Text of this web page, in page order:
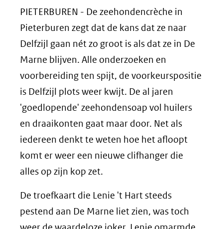
PIETERBUREN - De zeehondencrèche in
Pieterburen zegt dat de kans dat ze naar
Delfzijl gaan nét zo groot is als dat ze in De
Marne blijven. Alle onderzoeken en
voorbereiding ten spijt, de voorkeurspositie
is Delfzijl plots weer kwijt. De al jaren
'goedlopende' zeehondensoap vol huilers
en draaikonten gaat maar door. Net als
iedereen denkt te weten hoe het afloopt
komt er weer een nieuwe clifhanger die
alles op zijn kop zet.
De troefkaart die Lenie 't Hart steeds
pestend aan De Marne liet zien, was toch